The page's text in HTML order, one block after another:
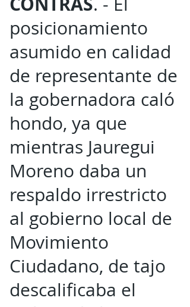
posicionamiento
asumido en calidad
de representante de
la gobernadora caló
hondo, ya que
mientras Jauregui
Moreno daba un
respaldo irrestricto
al gobierno local de
Movimiento
Ciudadano, de tajo
descalificaba el